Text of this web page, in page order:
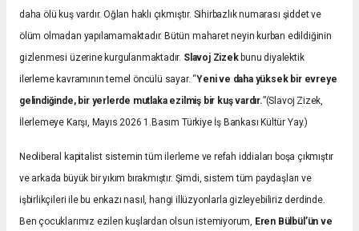
daha ölü kuş vardır. Oğlan haklı çıkmıştır. Sihirbazlık numarası şiddet ve
ölüm olmadan yapılamamaktadır. Bütün maharet neyin kurban edildiğinin
gizlenmesi üzerine kurgulanmaktadır. Slavoj Zizekbunu diyalektik
ilerleme kavramının temel öncülü sayar. “Yeni ve daha yüksek bir evreye
gelindiğinde, bir yerlerde mutlaka ezilmiş bir kuş vardır.”(Slavoj Zizek,
İlerlemeye Karşı, Mayıs 2026 1.Basım Türkiye İş Bankası Kültür Yay.)
Neoliberal kapitalist sistemin tüm ilerleme ve refah iddiaları boşa çıkmıştır
ve arkada büyük bir yıkım bırakmıştır. Şimdi, sistem tüm paydaşları ve
işbirlikçileri ile bu enkazı nasıl, hangi illüzyonlarla gizleyebiliriz derdinde.
Ben çocuklarımız ezilen kuşlardan olsun istemiyorum, Eren Bülbül’ün ve